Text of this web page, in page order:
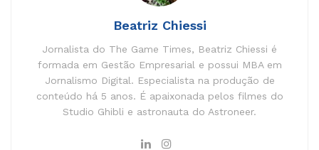
Beatriz Chiessi
Jornalista do The Game Times, Beatriz Chiessi é
formada em Gestão Empresarial e possui MBA em
Jornalismo Digital. Especialista na produção de
conteúdo há 5 anos. É apaixonada pelos filmes do
Studio Ghibli e astronauta do Astroneer.